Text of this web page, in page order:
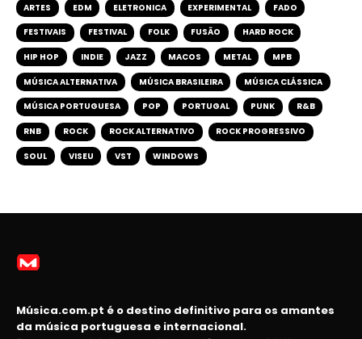
ARTES EDM ELETRONICA EXPERIMENTAL FADO
FESTIVAIS FESTIVAL FOLK FUSÃO HARD ROCK
HIP HOP INDIE JAZZ MACOS METAL MPB
MÚSICA ALTERNATIVA MÚSICA BRASILEIRA MÚSICA CLÁSSICA
MÚSICA PORTUGUESA POP PORTUGAL PUNK R&B
RNB ROCK ROCK ALTERNATIVO ROCK PROGRESSIVO
SOUL VISEU VST WINDOWS
Música.com.pt é o destino definitivo para os amantes
da música portuguesa e internacional.